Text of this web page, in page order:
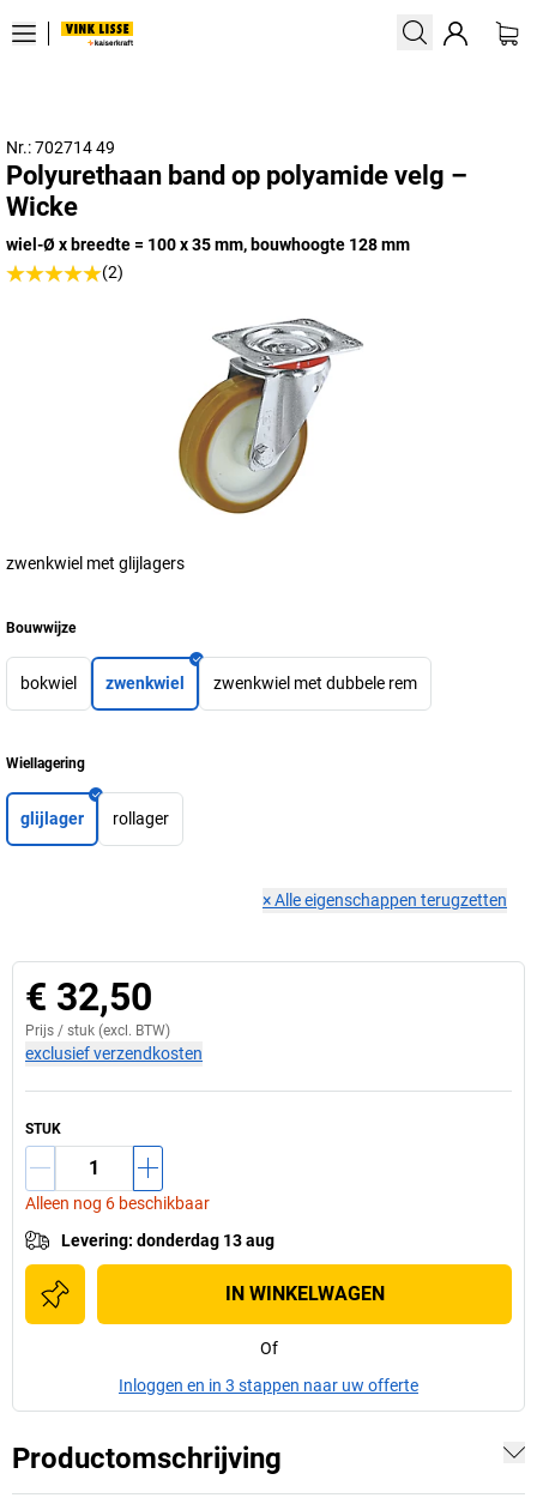
Nr.: 702714 49
Polyurethaan band op polyamide velg –
Wicke
wiel-Ø x breedte = 100 x 35 mm, bouwhoogte 128 mm
(2)
zwenkwiel met glijlagers
Bouwwijze
bokwiel zwenkwiel zwenkwiel met dubbele rem
Wiellagering
glijlager rollager
×Alle eigenschappen terugzetten
€ 32,50
Prijs / stuk (excl. BTW)
exclusief verzendkosten
STUK
Alleen nog 6 beschikbaar
Levering: donderdag 13 aug
IN WINKELWAGEN
Of
Inloggen en in 3 stappen naar uw offerte
Productomschrijving